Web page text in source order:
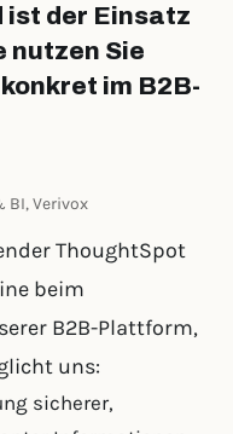
ist der Einsatz
nutzen Sie
im B2B-
BI, Verivox
ThoughtSpot
beim
B2B-Plattform,
uns:
sicherer,